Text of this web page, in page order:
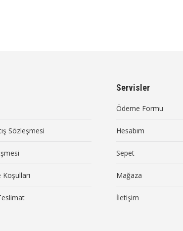
Sözleşmesi
Servisler
Ödeme Formu
Hesabım
Sepet
Mağaza
İletişim